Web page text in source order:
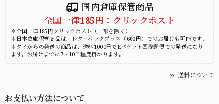
国内倉庫保管商品
全国一律185円：クリックポスト
＊全国一律185円クリックポスト（一部を除く）
＊日本倉庫保管商品は、レターパックプラス（600円）でのお届けも可能です。
＊タイからの発送の商品は、送料1000円でEパケット国際郵便での発送になり
ます。お届けまでに7～10日程度掛かります。
送料について
お支払い方法について